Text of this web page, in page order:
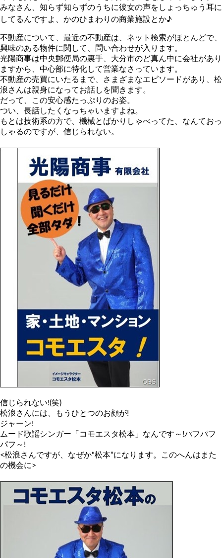
みなさん、知らず知らずのうちに彼女の声をしょっちゅう耳に
してるんですよ、かのひまわりの商業施設とか♪
不動産について、最近の不動産は、ネット検索がほとんどで、
興味のある物件に関して、問い合わせが入ります。
光陽商事は中央郵便局の裏手、大分市のど真ん中に会社があり
ますから、中心部に特化して営業なさっています。
不動産の売買にいたるまで、さまざまなエピソードがあり、松
浪さんは親身になってお話しを聞きます。
だって、この安心感たっぷりのお姿。
つい、長話したくなっちゃいますよね。
もとは技術系の方で、機械とばかりしゃべってた、なんておっ
しゃるのですが、信じられない。
信じられない!(笑)
松浪さんには、もうひとつのお顔が!
ジャーン!
ムード歌謡シンガー「コモエスタ松本」なんです～!パフパフ
パフ～!
<松浪さんですが、なぜか“松本”になります。このへんはまた
の機会に>